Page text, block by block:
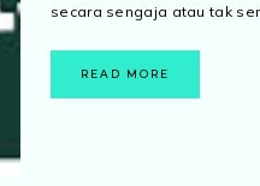
secara sengaja atau tak
READ MORE